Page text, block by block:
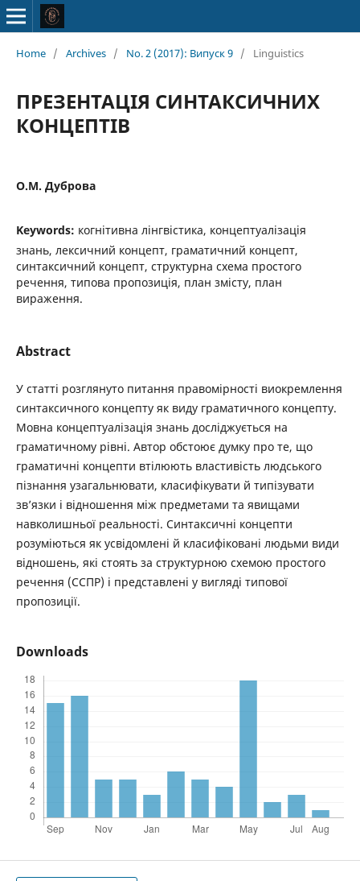
Home / Archives / No. 2 (2017): Випуск 9 / Linguistics
ПРЕЗЕНТАЦІЯ СИНТАКСИЧНИХ
КОНЦЕПТІВ
О.М. Дуброва
Keywords: когнітивна лінгвістика, концептуалізація
знань, лексичний концепт, граматичний концепт,
синтаксичний концепт, структурна схема простого
речення, типова пропозиція, план змісту, план
вираження.
Abstract
У статті розглянуто питання правомірності виокремлення
синтаксичного концепту як виду граматичного концепту.
Мовна концептуалізація знань досліджується на
граматичному рівні. Автор обстоює думку про те, що
граматичні концепти втілюють властивість людського
пізнання узагальнювати, класифікувати й типізувати
зв’язки і відношення між предметами та явищами
навколишньої реальності. Синтаксичні концепти
розуміються як усвідомлені й класифіковані людьми види
відношень, які стоять за структурною схемою простого
речення (ССПР) і представлені у вигляді типової
пропозиції.
Downloads